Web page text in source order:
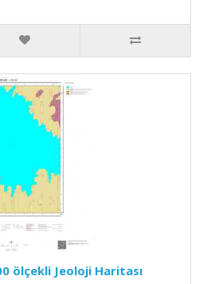
ölçekli Jeoloji Haritası